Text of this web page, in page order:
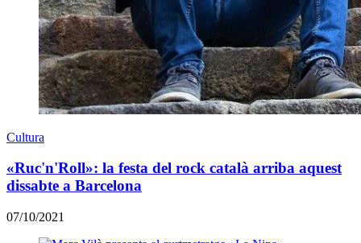
Cultura
«Ruc'n'Roll»: la festa del rock català arriba aquest
dissabte a Barcelona
07/10/2021